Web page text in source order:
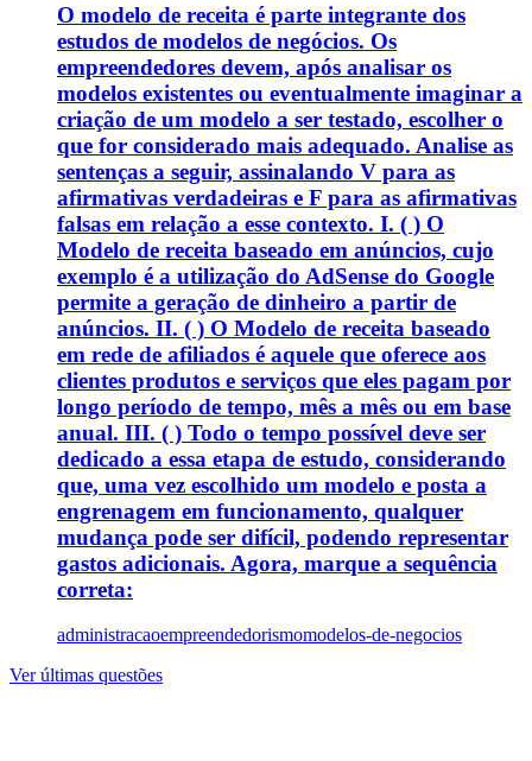
O modelo de receita é parte integrante dos
estudos de modelos de negócios. Os
empreendedores devem, após analisar os
modelos existentes ou eventualmente imaginar a
criação de um modelo a ser testado, escolher o
que for considerado mais adequado. Analise as
sentenças a seguir, assinalando V para as
afirmativas verdadeiras e F para as afirmativas
falsas em relação a esse contexto. I. ( ) O
Modelo de receita baseado em anúncios, cujo
exemplo é a utilização do AdSense do Google
permite a geração de dinheiro a partir de
anúncios. II. ( ) O Modelo de receita baseado
em rede de afiliados é aquele que oferece aos
clientes produtos e serviços que eles pagam por
longo período de tempo, mês a mês ou em base
anual. III. ( ) Todo o tempo possível deve ser
dedicado a essa etapa de estudo, considerando
que, uma vez escolhido um modelo e posta a
engrenagem em funcionamento, qualquer
mudança pode ser difícil, podendo representar
gastos adicionais. Agora, marque a sequência
correta:
administracaoempreendedorismomodelos-de-negocios
Ver últimas questões